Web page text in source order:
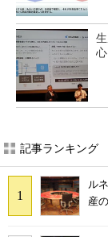
記事ランキング
ル
産